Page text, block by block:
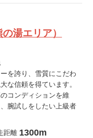
湯エリア）
を誇り、雪質にこだわ
な信頼を得ています。
コンディションを維
腕試しをしたい上級者
距離 1300m